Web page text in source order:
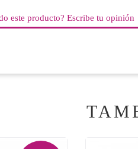
este producto? Escribe tu opinión